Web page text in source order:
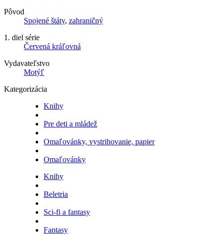
Pôvod
Spojené štáty, zahraničný
1. diel série
Červená kráľovná
Vydavateľstvo
Motýľ
Kategorizácia
Knihy
Pre deti a mládež
Omaľovánky, vystrihovanie, papier
Omaľovánky
Knihy
Beletria
Sci-fi a fantasy
Fantasy